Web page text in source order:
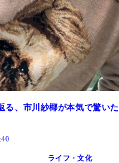
る、市川紗椰が本気で驚い
ライフ・文化